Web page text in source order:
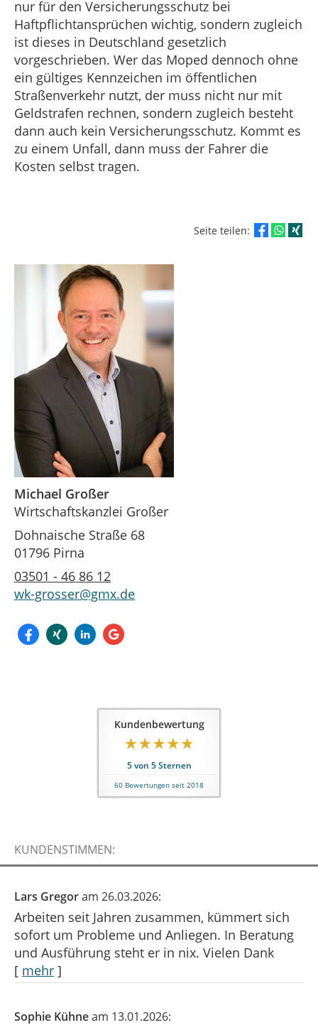
nur für den Versicherungsschutz bei
Haftpflichtansprüchen wichtig, sondern zugleich
ist dieses in Deutschland gesetzlich
vorgeschrieben. Wer das Moped dennoch ohne
ein gültiges Kennzeichen im öffentlichen
Straßenverkehr nutzt, der muss nicht nur mit
Geldstrafen rechnen, sondern zugleich besteht
dann auch kein Versicherungsschutz. Kommt es
zu einem Unfall, dann muss der Fahrer die
Kosten selbst tragen.
Seite teilen:
Michael Großer
Wirtschaftskanzlei Großer
Dohnaische Straße 68
01796 Pirna
03501 - 46 86 12
wk-grosser@gmx.de
Kundenbewertung
5von 5Sternen
60 Bewertungen seit 2018
KUNDENSTIMMEN:
Lars Gregoram 26.03.2026:
Arbeiten seit Jahren zusammen, kümmert sich
sofort um Probleme und Anliegen. In Beratung
und Ausführung steht er in nix. Vielen Dank
[ mehr ]
Sophie Kühneam 13.01.2026: